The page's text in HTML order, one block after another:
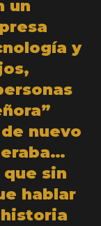
un
y
nuevo
sin
hablar